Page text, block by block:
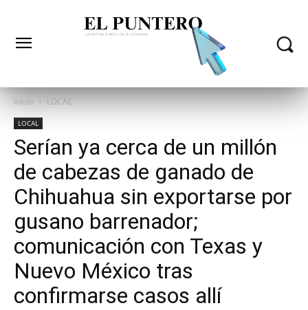
Inicio LOCAL
LOCAL
Serían ya cerca de un millón
de cabezas de ganado de
Chihuahua sin exportarse por
gusano barrenador;
comunicación con Texas y
Nuevo México tras
confirmarse casos allí